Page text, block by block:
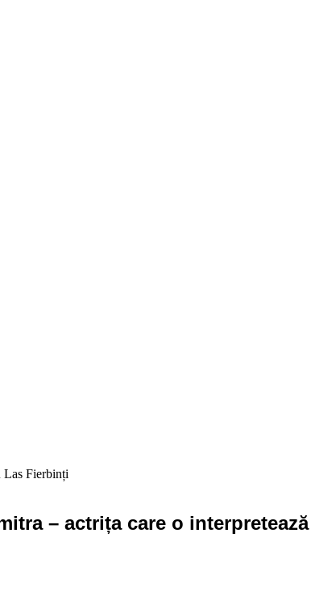
Las Fierbinți
– actrița care o interpretează